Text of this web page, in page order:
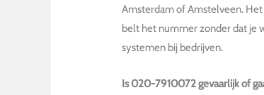
Amsterdam of Amstelveen.
belt het nummer zonder dat je
systemen bij bedrijven.
Is 020-7910072 gevaarlijk of